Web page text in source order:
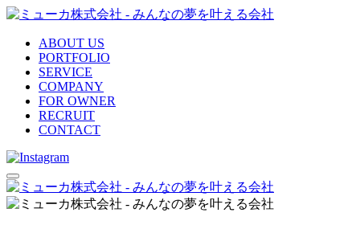
ABOUT US
PORTFOLIO
SERVICE
COMPANY
FOR OWNER
RECRUIT
CONTACT